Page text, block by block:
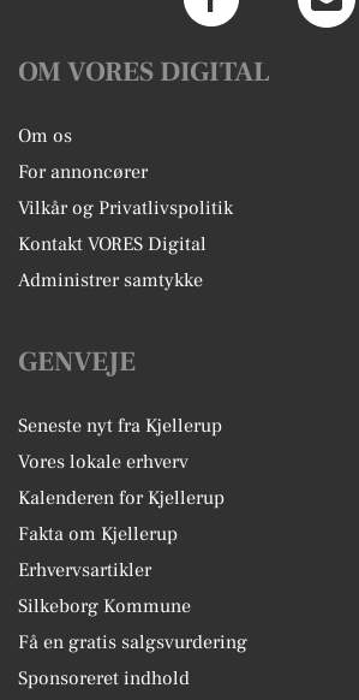
OM VORES DIGITAL
Om os
For annoncører
Vilkår og Privatlivspolitik
Kontakt VORES Digital
Administrer samtykke
GENVEJE
Seneste nyt fra Kjellerup
Vores lokale erhverv
Kalenderen for Kjellerup
Fakta om Kjellerup
Erhvervsartikler
Silkeborg Kommune
Få en gratis salgsvurdering
Sponsoreret indhold